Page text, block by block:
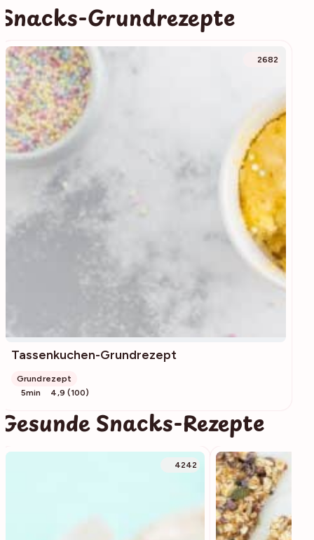
Snacks-Grundrezepte
2682
Tassenkuchen-Grundrezept
Grundrezept
5min
4,9 (100)
Gesunde Snacks-Rezepte
4242